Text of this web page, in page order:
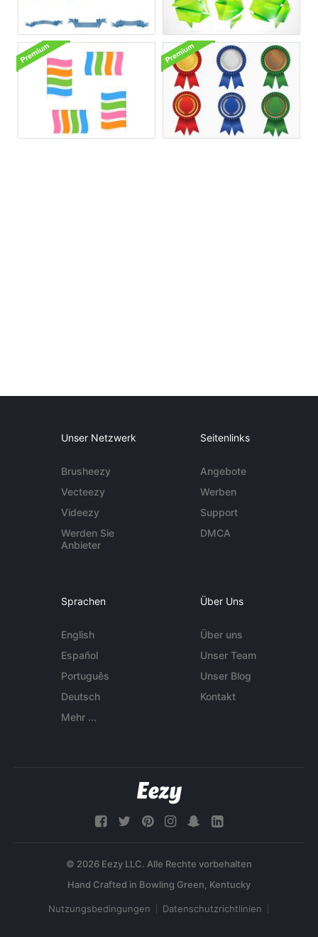
Unser Netzwerk
Brusheezy
Vecteezy
Videezy
Werden Sie
Anbieter
Seitenlinks
Angebote
Werben
Support
DMCA
Sprachen
English
Español
Português
Deutsch
Mehr ...
Über Uns
Über uns
Unser Team
Unser Blog
Kontakt
© 2026 Eezy LLC. Alle Rechte vorbehalten
Nutzungsbedingungen Datenschutzrichtlinien